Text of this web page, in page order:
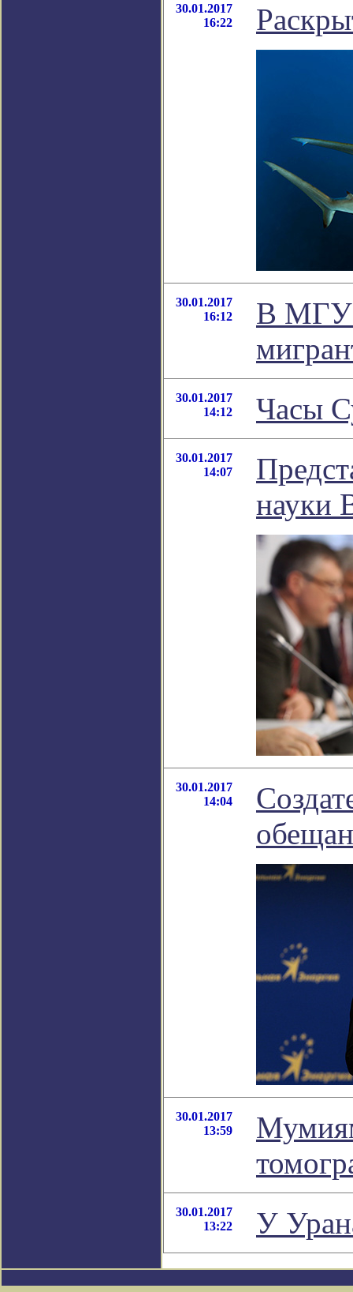
30.01.2017
16:22
30.01.2017
16:12
В МГУ
30.01.2017
14:12
Часы
30.01.2017
14:07
науки
30.01.2017
14:04
30.01.2017
13:59
30.01.2017
13:22
У